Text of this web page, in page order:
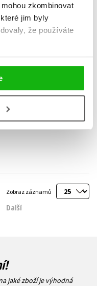
zkombinovat
jim byly
že používáte
Zobraz záznamů
Další
jaké zboží je výhodná